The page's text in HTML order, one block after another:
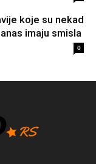
koje su nekad
imaju smisla
0